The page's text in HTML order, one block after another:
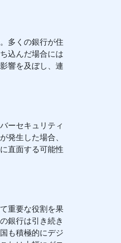
多くの銀行が住
込んだ場合には
響を及ぼし、連
ーセキュリティ
発生した場合、
直面する可能性
重要な役割を果
銀行は引き続き
も積極的にデジ